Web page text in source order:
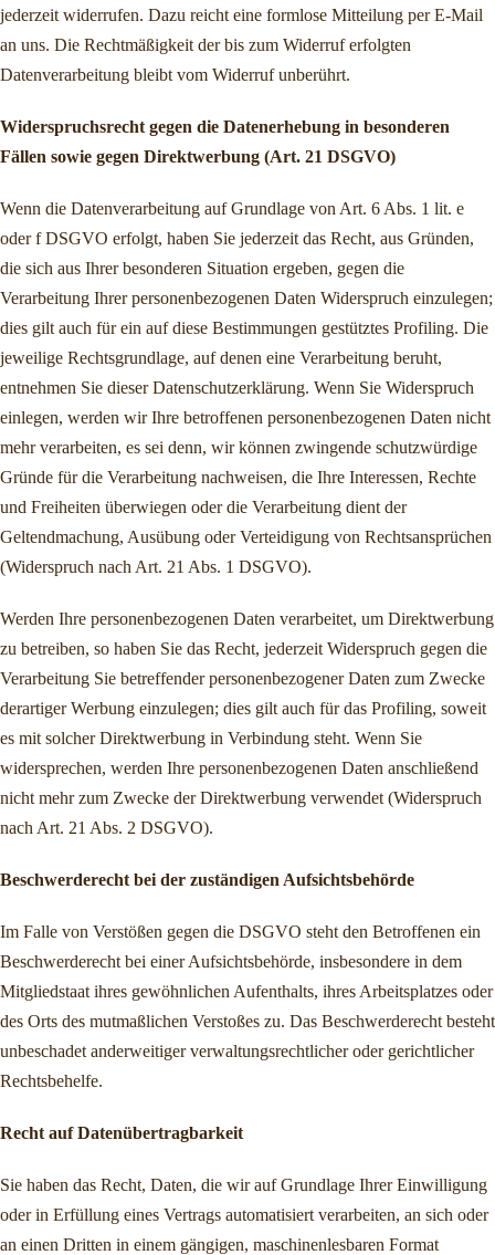
jederzeit widerrufen. Dazu reicht eine formlose Mitteilung per E-Mail
an uns. Die Rechtmäßigkeit der bis zum Widerruf erfolgten
Datenverarbeitung bleibt vom Widerruf unberührt.
Widerspruchsrecht gegen die Datenerhebung in besonderen
Fällen sowie gegen Direktwerbung (Art. 21 DSGVO)
Wenn die Datenverarbeitung auf Grundlage von Art. 6 Abs. 1 lit. e
oder f DSGVO erfolgt, haben Sie jederzeit das Recht, aus Gründen,
die sich aus Ihrer besonderen Situation ergeben, gegen die
Verarbeitung Ihrer personenbezogenen Daten Widerspruch einzulegen;
dies gilt auch für ein auf diese Bestimmungen gestütztes Profiling. Die
jeweilige Rechtsgrundlage, auf denen eine Verarbeitung beruht,
entnehmen Sie dieser Datenschutzerklärung. Wenn Sie Widerspruch
einlegen, werden wir Ihre betroffenen personenbezogenen Daten nicht
mehr verarbeiten, es sei denn, wir können zwingende schutzwürdige
Gründe für die Verarbeitung nachweisen, die Ihre Interessen, Rechte
und Freiheiten überwiegen oder die Verarbeitung dient der
Geltendmachung, Ausübung oder Verteidigung von Rechtsansprüchen
(Widerspruch nach Art. 21 Abs. 1 DSGVO).
Werden Ihre personenbezogenen Daten verarbeitet, um Direktwerbung
zu betreiben, so haben Sie das Recht, jederzeit Widerspruch gegen die
Verarbeitung Sie betreffender personenbezogener Daten zum Zwecke
derartiger Werbung einzulegen; dies gilt auch für das Profiling, soweit
es mit solcher Direktwerbung in Verbindung steht. Wenn Sie
widersprechen, werden Ihre personenbezogenen Daten anschließend
nicht mehr zum Zwecke der Direktwerbung verwendet (Widerspruch
nach Art. 21 Abs. 2 DSGVO).
Beschwerderecht bei der zuständigen Aufsichtsbehörde
Im Falle von Verstößen gegen die DSGVO steht den Betroffenen ein
Beschwerderecht bei einer Aufsichtsbehörde, insbesondere in dem
Mitgliedstaat ihres gewöhnlichen Aufenthalts, ihres Arbeitsplatzes oder
des Orts des mutmaßlichen Verstoßes zu. Das Beschwerderecht besteht
unbeschadet anderweitiger verwaltungsrechtlicher oder gerichtlicher
Rechtsbehelfe.
Recht auf Datenübertragbarkeit
Sie haben das Recht, Daten, die wir auf Grundlage Ihrer Einwilligung
oder in Erfüllung eines Vertrags automatisiert verarbeiten, an sich oder
an einen Dritten in einem gängigen, maschinenlesbaren Format